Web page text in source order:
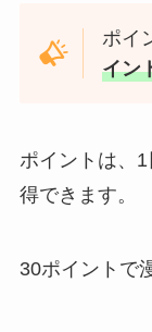
ポイ
イン
ポイントは、
得できます。
30ポイントで